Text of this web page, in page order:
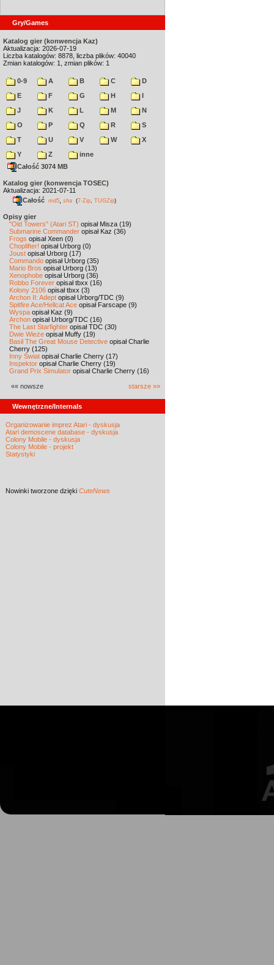
Gry/Games
Katalog gier (konwencja Kaz)
Aktualizacja: 2026-07-19
Liczba katalogów: 8878, liczba plików: 40040
Zmian katalogów: 1, zmian plików: 1
0-9 A B C
D
E
F G H
I
J
K L M
N
O
P Q R
S
T
U V W
X
Y
Z
inne
Całość 3074 MB
Katalog gier (konwencja TOSEC)
Aktualizacja: 2021-07-11
Całość md5 sha (7-Zip TUGZip)
Opisy gier
"Old Towers" (Atari ST) opisał Misza (19)
Submarine Commander opisał Kaz (36)
Frogs opisał Xeen (0)
Choplifter! opisał Urborg (0)
Joust opisał Urborg (17)
Commando opisał Urborg (35)
Mario Bros opisał Urborg (13)
Xenophobe opisał Urborg (36)
Robbo Forever opisał tbxx (16)
Kolony 2106 opisał tbxx (3)
Archon II: Adept opisał Urborg/TDC (9)
Spitfire Ace/Hellcat Ace opisał Farscape (9)
Wyspa opisał Kaz (9)
Archon opisał Urborg/TDC (16)
The Last Starfighter opisał TDC (30)
Dwie Wieże opisał Muffy (19)
Basil The Great Mouse Detective opisał Charlie
Cherry (125)
Inny Świat opisał Charlie Cherry (17)
Inspektor opisał Charlie Cherry (19)
Grand Prix Simulator opisał Charlie Cherry (16)
«« nowsze starsze »»
Wewnętrzne/Internals
Organizowanie imprez Atari - dyskusja
Atari demoscene database - dyskusja
Colony Mobile - dyskusja
Colony Mobile - projekt
Statystyki
Nowinki tworzone dzięki CuteNews